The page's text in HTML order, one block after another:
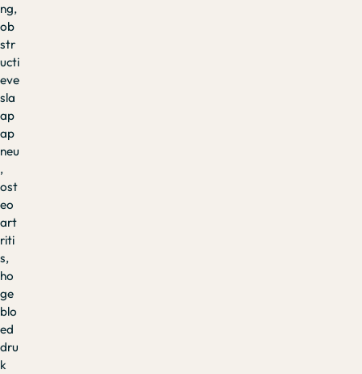
ng,
ob
str
ucti
eve
sla
ap
ap
neu
,
ost
eo
art
riti
s,
ho
ge
blo
ed
dru
k